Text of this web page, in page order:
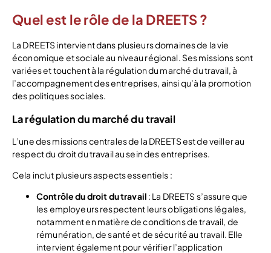
Quel est le rôle de la DREETS ?
La DREETS intervient dans plusieurs domaines de la vie
économique et sociale au niveau régional. Ses missions sont
variées et touchent à la régulation du marché du travail, à
l’accompagnement des entreprises, ainsi qu’à la promotion
des politiques sociales.
La régulation du marché du travail
L’une des missions centrales de la DREETS est de veiller au
respect du droit du travail au sein des entreprises.
Cela inclut plusieurs aspects essentiels :
Contrôle du droit du travail : La DREETS s’assure que
les employeurs respectent leurs obligations légales,
notamment en matière de conditions de travail, de
rémunération, de santé et de sécurité au travail. Elle
intervient également pour vérifier l’application